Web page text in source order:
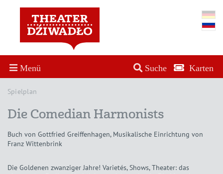
Menü Suche Karten
Spielplan
Die Comedian Harmonists
Buch von Gottfried Greiffenhagen, Musikalische Einrichtung von
Franz Wittenbrink
Die Goldenen zwanziger Jahre! Varietés, Shows, Theater: das